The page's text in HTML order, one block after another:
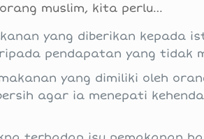
muslim, kita perlu…
yang diberikan kepada
pendapatan yang tidak
yang dimiliki oleh
agar ia menepati